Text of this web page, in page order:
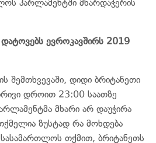
პარლამენტში მხარდაჭერის
ევროკავშირს 2019
შემთხვევაში, დიდი ბრიტანეთი
დროით 23:00 საათზე
მხარი არ დაუჭირა
ზუსტად რა მოხდება
თქმით, ბრიტანეთს